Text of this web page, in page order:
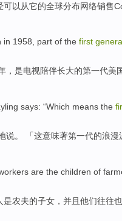
可以 从它的全球分布网络销售
in 1958, part of the first
，是电视陪伴长大的第一代美
says: “Which means the
说。 「这意味著第一代的浪漫
are the children of
是农夫的子女 ， 并且 他们往往